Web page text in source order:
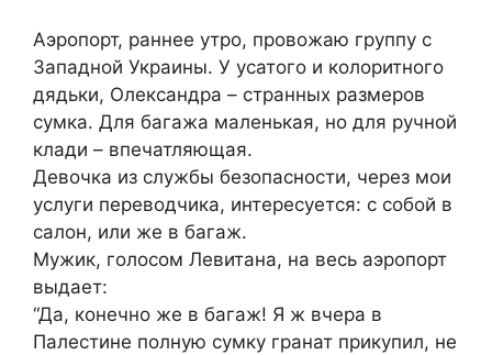
Аэропорт, раннее утро, провожаю группу с
Западной Украины. У усатого и колоритного
дядьки, Олександра – странных размеров
сумка. Для багажа маленькая, но для ручной
клади – впечатляющая.
Девочка из службы безопасности, через мои
услуги переводчика, интересуется: с собой в
салон, или же в багаж.
Мужик, голосом Левитана, на весь аэропорт
выдает:
“Да, конечно же в багаж! Я ж вчера в
Палестине полную сумку гранат прикупил, не